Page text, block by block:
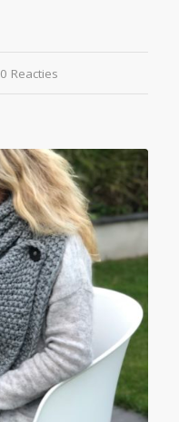
0 Reacties